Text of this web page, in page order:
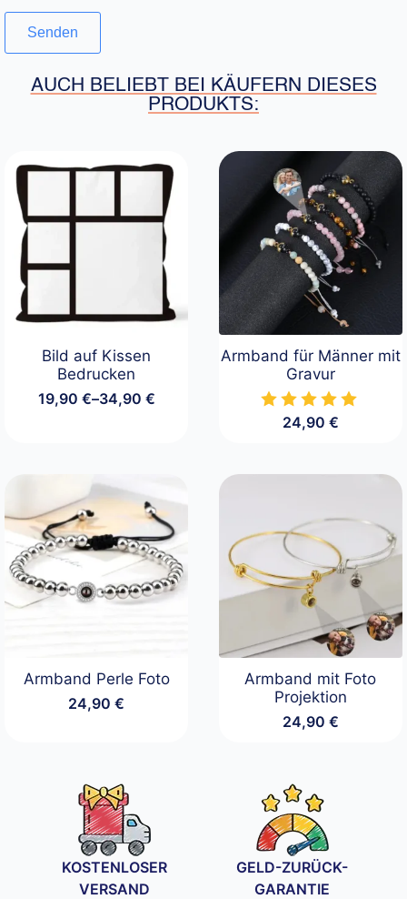
AUCH BELIEBT BEI KÄUFERN DIESES
PRODUKTS:
Bild auf Kissen
Bedrucken
19,90 €–34,90 €
Preisspanne:
Armband für Männer mit
Gravur
24,90 €
Armband Perle Foto
24,90€
Armband mit Foto
Projektion
24,90 €
KOSTENLOSER
VERSAND
GELD-ZURÜCK-
GARANTIE